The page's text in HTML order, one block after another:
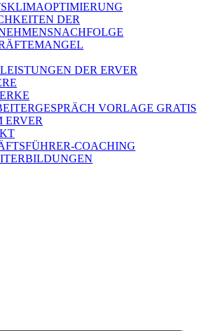
DER
DER ERVER
VORLAGE GRATIS
ERVER
COACHING